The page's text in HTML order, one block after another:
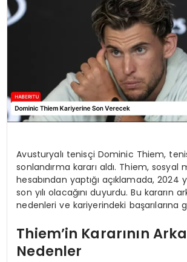
Avusturyalı tenisçi Dominic Thiem,
sonlandırma kararı aldı. Thiem, sosyal
hesabından yaptığı açıklamada, 2024
son yılı olacağını duyurdu. Bu kararın
nedenleri ve kariyerindeki başarılarına
Thiem’in Kararının
Nedenler